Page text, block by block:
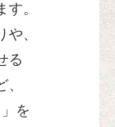
。
、
る
を